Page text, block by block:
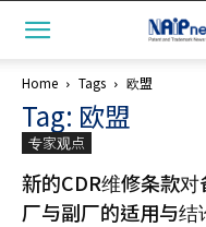
Home Tags 欧盟
Tag: 欧盟
专家观点
新的CDR维修条款
厂与副厂的适用与结